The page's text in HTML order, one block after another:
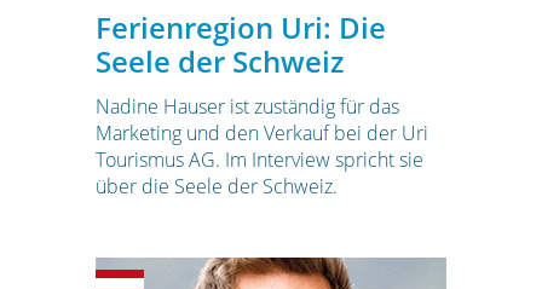
Ferienregion Uri: Die
Seele der Schweiz
Nadine Hauser ist zuständig für das
Marketing und den Verkauf bei der Uri
Tourismus AG. Im Interview spricht sie
über die Seele der Schweiz.